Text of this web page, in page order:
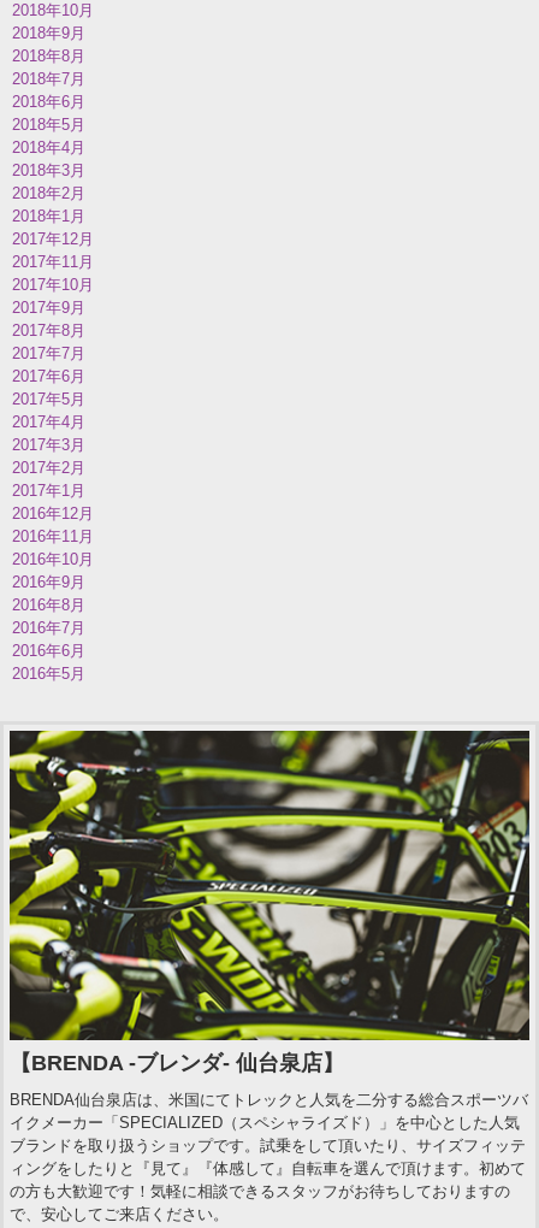
2018年10月
2018年9月
2018年8月
2018年7月
2018年6月
2018年5月
2018年4月
2018年3月
2018年2月
2018年1月
2017年12月
2017年11月
2017年10月
2017年9月
2017年8月
2017年7月
2017年6月
2017年5月
2017年4月
2017年3月
2017年2月
2017年1月
2016年12月
2016年11月
2016年10月
2016年9月
2016年8月
2016年7月
2016年6月
2016年5月
【BRENDA -ブレンダ- 仙台泉店】
BRENDA仙台泉店は、米国にてトレックと人気を二分する総合スポーツバ
イクメーカー「SPECIALIZED（スペシャライズド）」を中心とした人気
ブランドを取り扱うショップです。試乗をして頂いたり、サイズフィッテ
ィングをしたりと『見て』『体感して』自転車を選んで頂けます。初めて
の方も大歓迎です！気軽に相談できるスタッフがお待ちしておりますの
で、安心してご来店ください。